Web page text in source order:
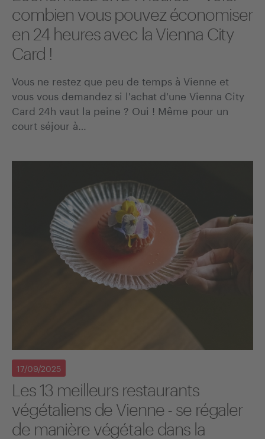
combien vous pouvez économiser
en 24 heures avec la Vienna City
Card !
Vous ne restez que peu de temps à Vienne et
vous vous demandez si l'achat d'une Vienna City
Card 24h vaut la peine ? Oui ! Même pour un
court séjour à…
Les 13 meilleurs restaurants
végétaliens de Vienne - se régaler
de manière végétale dans la
17/09/2025